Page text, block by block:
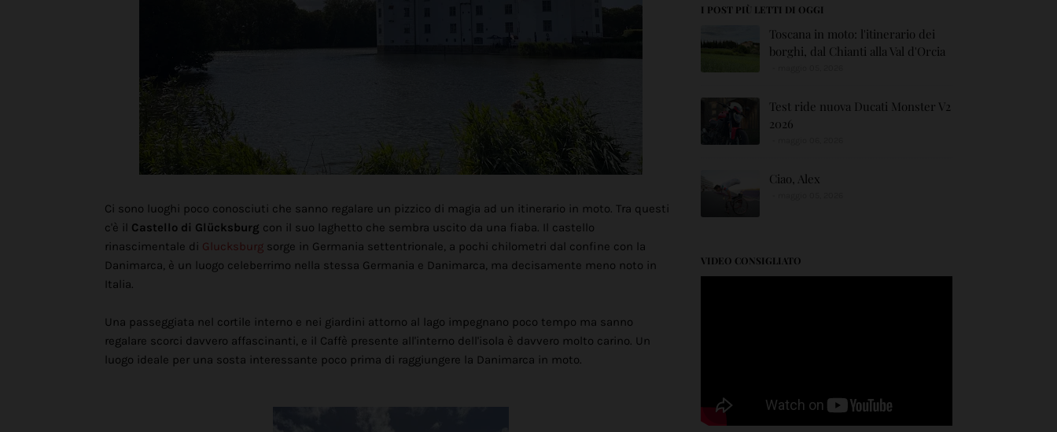
Ci sono luoghi poco conosciuti che sanno regalare un pizzico di magia ad un itinerario in moto. Tra questi
c'è il Castello di Glücksburg con il suo laghetto che sembra uscito da una fiaba. Il castello
rinascimentale di Glucksburg sorge in Germania settentrionale, a pochi chilometri dal confine con la
Danimarca, è un luogo celeberrimo nella stessa Germania e Danimarca, ma decisamente meno noto in
Italia.
Una passeggiata nel cortile interno e nei giardini attorno al lago impegnano poco tempo ma sanno
regalare scorci davvero affascinanti, e il Caffè presente all'interno dell'isola è davvero molto carino. Un
luogo ideale per una sosta interessante poco prima di raggiungere la Danimarca in moto.
I POST PIÙ LETTI DI OGGI
Toscana in moto: l'itinerario dei
borghi, dal Chianti alla Val d'Orcia
Test ride nuova Ducati Monster V2
2026
Ciao, Alex
VIDEO CONSIGLIATO